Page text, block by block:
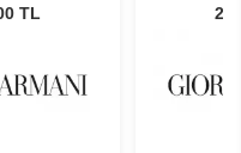
Güneş
TL
300187